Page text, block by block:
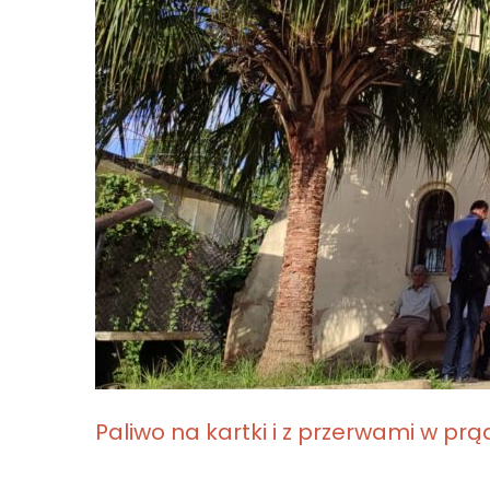
Paliwo na kartki i z przerwami w